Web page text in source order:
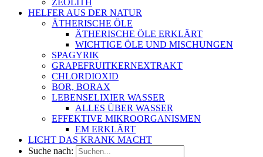
ZEOLITH
HELFER AUS DER NATUR
ÄTHERISCHE ÖLE
ÄTHERISCHE ÖLE ERKLÄRT
WICHTIGE ÖLE UND MISCHUNGEN
SPAGYRIK
GRAPEFRUITKERNEXTRAKT
CHLORDIOXID
BOR, BORAX
LEBENSELIXIER WASSER
ALLES ÜBER WASSER
EFFEKTIVE MIKROORGANISMEN
EM ERKLÄRT
LICHT DAS KRANK MACHT
Suche nach: